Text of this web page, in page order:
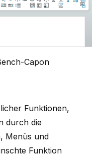
Capon
Funktionen,
durch die
Menüs und
Funktion